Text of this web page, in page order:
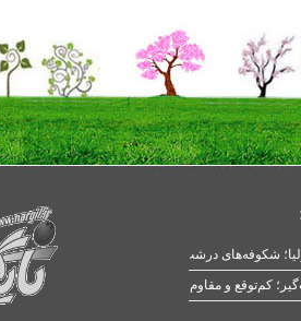
شکوفه‌های درشت در بهار